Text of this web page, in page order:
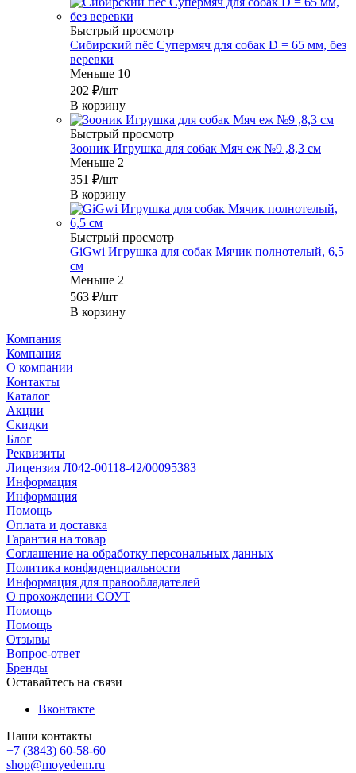
Быстрый просмотр
Сибирский пёс Супермяч для собак D = 65 мм, без
веревки
Меньше 10
202 ₽/шт
В корзину
Быстрый просмотр
Зооник Игрушка для собак Мяч еж №9 ,8,3 см
Меньше 2
351 ₽/шт
В корзину
Быстрый просмотр
GiGwi Игрушка для собак Мячик полнотелый, 6,5
см
Меньше 2
563 ₽/шт
В корзину
Компания
Компания
О компании
Контакты
Каталог
Акции
Скидки
Блог
Реквизиты
Лицензия Л042-00118-42/00095383
Информация
Информация
Помощь
Оплата и доставка
Гарантия на товар
Соглашение на обработку персональных данных
Политика конфиденциальности
Информация для правообладателей
О прохождении СОУТ
Помощь
Помощь
Отзывы
Вопрос-ответ
Бренды
Оставайтесь на связи
Вконтакте
Наши контакты
+7 (3843) 60-58-60
shop@moyedem.ru